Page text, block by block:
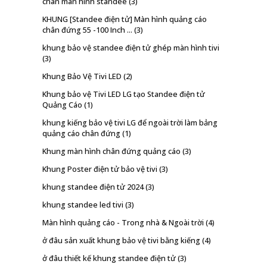
KHUNG [Standee điện tử] Màn hình quảng cáo
chân đứng 55 -100 Inch ... (3)
khung bảo vệ standee điện tử ghép màn hình tivi
(3)
Khung Bảo Vệ Tivi LED (2)
Khung bảo vệ Tivi LED LG tạo Standee điện tử
Quảng Cáo (1)
khung kiếng bảo vệ tivi LG để ngoài trời làm bảng
quảng cáo chân đứng(1)
Khung màn hình chân đứng quảng cáo (3)
Khung Poster điện tử bảo vệ tivi (3)
khung standee điện tử 2024(3)
khung standee led tivi (3)
Màn hình quảng cáo - Trong nhà & Ngoài trời (4)
ở đâu sản xuất khung bảo vệ tivi bằng kiếng(4)
ở đâu thiết kế khung standee điện tử(3)